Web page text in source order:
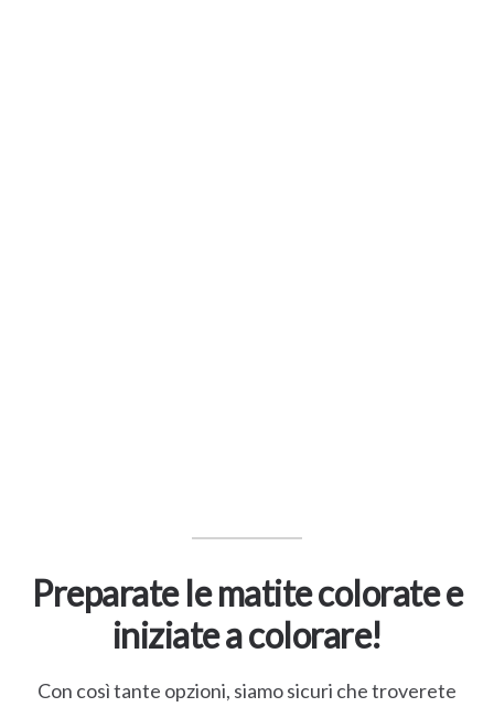
Preparate le matite colorate e
iniziate a colorare!
Con così tante opzioni, siamo sicuri che troverete